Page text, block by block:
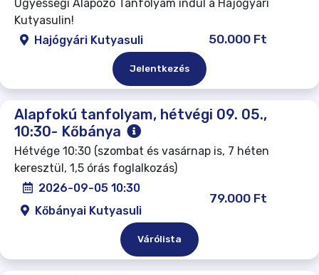
Ügyességi Alapozó Tanfolyam indul a Hajógyári
Kutyasulin!
Hajógyári Kutyasuli
50.000 Ft
Jelentkezés
Alapfokú tanfolyam, hétvégi 09. 05.,
10:30- Kőbánya
Hétvége 10:30 (szombat és vasárnap is, 7 héten
keresztül, 1,5 órás foglalkozás)
2026-09-05 10:30
Kőbányai Kutyasuli
79.000 Ft
Várólista